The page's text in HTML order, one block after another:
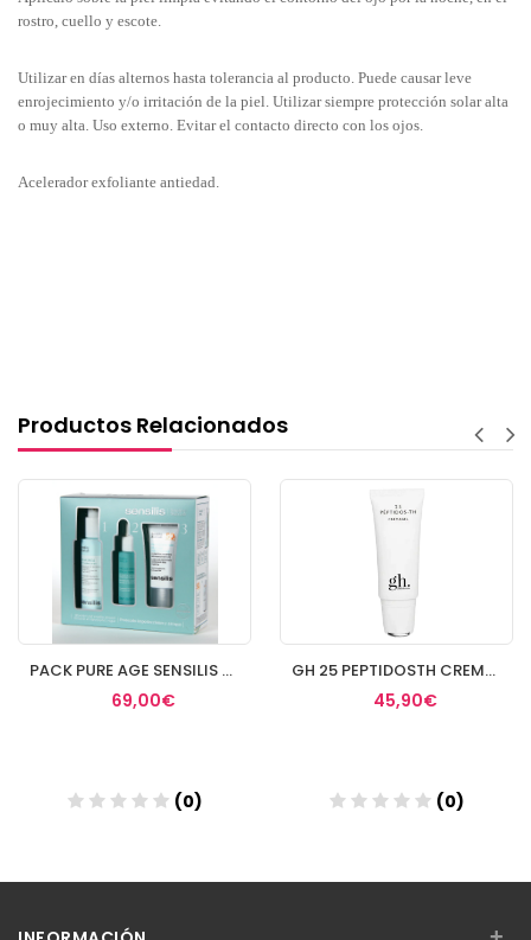
rostro, cuello y escote.
Utilizar en días alternos hasta tolerancia al producto. Puede causar leve
enrojecimiento y/o irritación de la piel. Utilizar siempre protección solar alta
o muy alta. Uso externo. Evitar el contacto directo con los ojos.
Acelerador exfoliante antiedad.
Productos Relacionados
PACK PURE AGE SENSILIS 23
69,00€
(0)
GH 25 PEPTIDOSTH CREMAGEL 40 ML CUELLO Y ESCOTE
45,90€
(0)